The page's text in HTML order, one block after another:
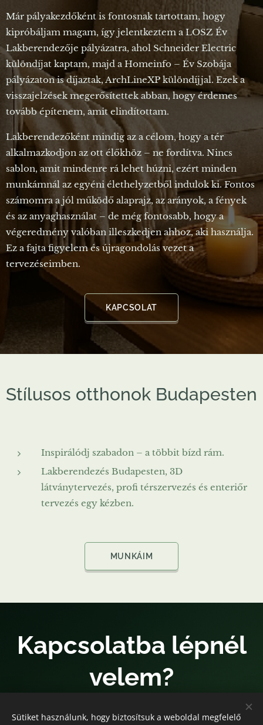
Már pályakezdőként is fontosnak tartottam, hogy
kipróbáljam magam, így jelentkeztem a LOSZ Év
Lakberendezője pályázatra, ahol Schneider Electric
különdíjat kaptam, majd a Homeinfo – Év Szobája
pályázaton is díjaztak, ArchLineXP különdíjjal. Ezek a
visszajelzések megerősítettek abban, hogy érdemes
tovább építenem, amit elindítottam.
Lakberendezőként mindig az a célom, hogy a tér
alkalmazkodjon az ott élőkhöz – ne fordítva. Nincs
sablon, amit mindenre rá lehet húzni, ezért minden
munkámnál az egyéni élethelyzetből indulok ki. Fontos
számomra a jól működő alaprajz, az arányok, a fények
és az anyaghasználat – de még fontosabb, hogy a
végeredmény valóban illeszkedjen ahhoz, aki használja.
Ez a fajta figyelem és újragondolás vezet a
tervezéseimben.
KAPCSOLAT
Stílusos otthonok Budapesten
Inspirálódj szabadon – a többit bízd rám.
Lakberendezés Budapesten, 3D
látványtervezés, profi térszervezés és enteriőr
tervezés egy kézben.
MUNKÁIM
Kapcsolatba lépnél
velem?
Sütiket használunk, hogy biztosítsuk a weboldal megfelelő